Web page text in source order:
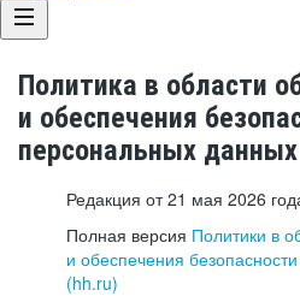
Политика в области
и обеспечения
персональных данных
Редакция от 21 мая 2026
Полная версия Политики в
и обеспечения
(hh.ru)